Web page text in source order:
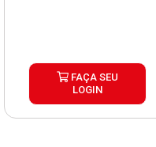
FAÇA SEU
LOGIN